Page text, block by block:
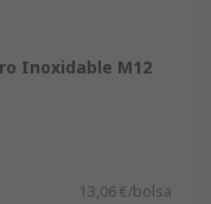
Inoxidable M12
13,06 €/bolsa